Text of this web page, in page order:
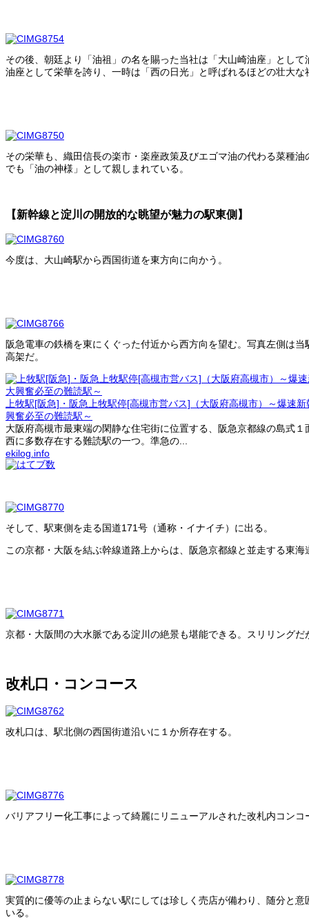
その後、朝廷より「油祖」の名を賜った当社は「大山崎油座」とし
油座として栄華を誇り、一時は「西の日光」と呼ばれるほどの壮大
その栄華も、織田信長の楽市・楽座政策及びエゴマ油の代わる菜種
でも「油の神様」として親しまれている。
【新幹線と淀川の開放的な眺望が魅力の駅東側】
今度は、大山崎駅から西国街道を東方向に向かう。
阪急電車の鉄橋を東にくぐった付近から西方向を望む。写真左側は当
高架だ。
上牧駅[阪急]・阪急上牧駅停[高槻市営バス]（大阪府高槻市）～爆速
興奮必至の難読駅～
大阪府高槻市最東端の閑静な住宅街に位置する、阪急京都線の島式
西に多数存在する難読駅の一つ。準急の...
ekilog.info
そして、駅東側を走る国道171号（通称・イナイチ）に出る。
この京都・大阪を結ぶ幹線道路上からは、阪急京都線と並走する東
京都・大阪間の大水脈である淀川の絶景も堪能できる。スリリング
改札口・コンコース
改札口は、駅北側の西国街道沿いに１か所存在する。
バリアフリー化工事によって綺麗にリニューアルされた改札内コンコ
実質的に優等の止まらない駅にしては珍しく売店が備わり、随分と
いる。